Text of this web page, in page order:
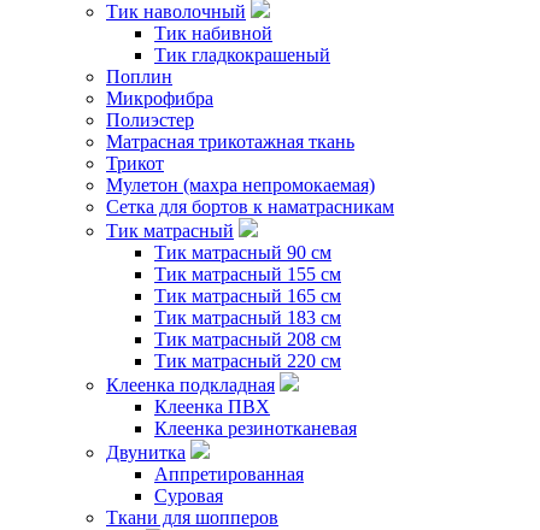
Тик наволочный
Тик набивной
Тик гладкокрашеный
Поплин
Микрофибра
Полиэстер
Матрасная трикотажная ткань
Трикот
Мулетон (махра непромокаемая)
Сетка для бортов к наматрасникам
Тик матрасный
Тик матрасный 90 см
Тик матрасный 155 см
Тик матрасный 165 см
Тик матрасный 183 см
Тик матрасный 208 см
Тик матрасный 220 см
Клеенка подкладная
Клеенка ПВХ
Клеенка резинотканевая
Двунитка
Аппретированная
Суровая
Ткани для шопперов